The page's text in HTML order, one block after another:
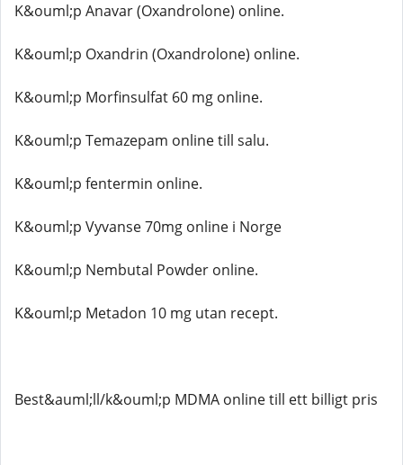
K&ouml;p Anavar (Oxandrolone) online.
K&ouml;p Oxandrin (Oxandrolone) online.
K&ouml;p Morfinsulfat 60 mg online.
K&ouml;p Temazepam online till salu.
K&ouml;p fentermin online.
K&ouml;p Vyvanse 70mg online i Norge
K&ouml;p Nembutal Powder online.
K&ouml;p Metadon 10 mg utan recept.
Best&auml;ll/k&ouml;p MDMA online till ett billigt pris